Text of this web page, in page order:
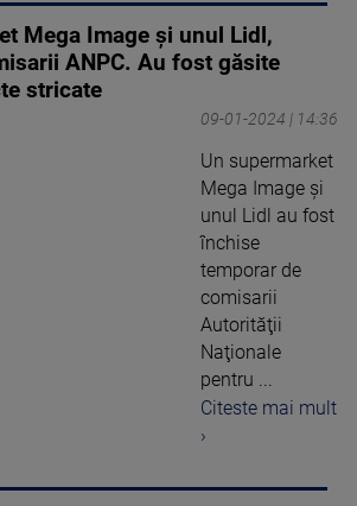
Mega Image şi unul Lidl,
ANPC. Au fost găsite
stricate
09-01-2024 | 14:36
Un supermarket
Mega Image şi
unul Lidl au fost
închise
temporar de
comisarii
Autorităţii
Naţionale
pentru ...
Citeste mai mult
›